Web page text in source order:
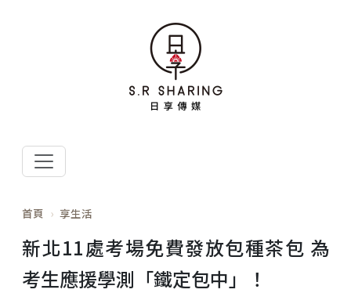
首頁 享生活
新北11處考場免費發放包種茶包 為
考生應援學測「鐵定包中」！